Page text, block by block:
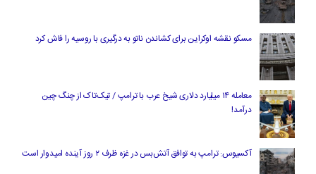
مسکو نقشه اوکراین برای کشاندن ناتو به درگیری با روسیه را فاش کرد
معامله ۱۴ میلیارد دلاری شیخ عرب با ترامپ / تیک‌تاک از چنگ چین
درآمد!
آکسیوس: ترامپ به توافق آتش‌بس در غزه ظرف ۲ روز آینده امیدوار است